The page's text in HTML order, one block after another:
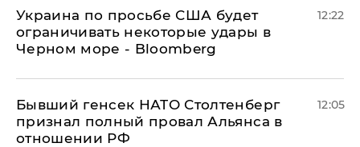
Украина по просьбе США будет
ограничивать некоторые удары в
Черном море - Bloomberg
12:22
Бывший генсек НАТО Столтенберг
признал полный провал Альянса в
отношении РФ
12:05